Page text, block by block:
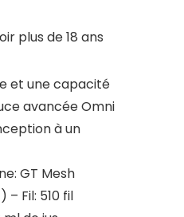
plus de 18 ans
et une capacité
avancée Omni
à un
GT Mesh
Fil: 510 fil